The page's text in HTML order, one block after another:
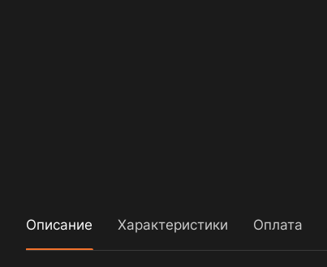
Описание Характеристики Оплата